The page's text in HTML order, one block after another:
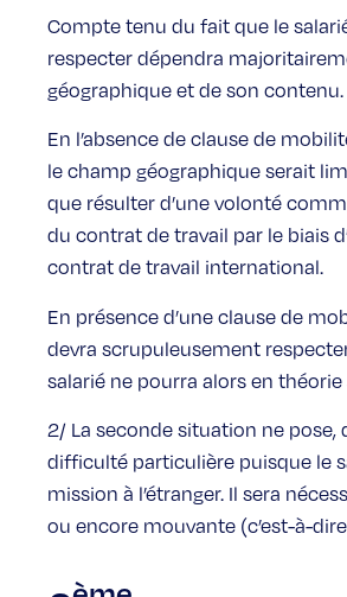
Compte tenu du fait que le
respecter dépendra
géographique et de son contenu.
En l’absence de clause de
le champ géographique serait
que résulter d’une volonté
du contrat de travail par le biais
contrat de travail international.
En présence d’une clause de
devra scrupuleusement
salarié ne pourra alors en
2/ La seconde situation ne
difficulté particulière puisque le
mission à l’étranger. Il sera
ou encore mouvante (c’est-à-